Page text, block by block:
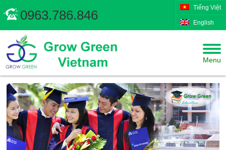
Tiếng Việt
English
0963.786.846
Menu